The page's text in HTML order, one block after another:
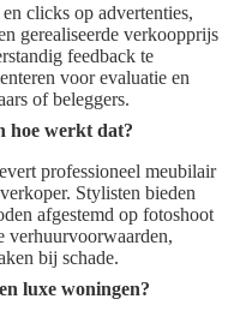
clicks op advertenties,
gerealiseerde verkoopprijs
feedback te
voor evaluatie en
of beleggers.
hoe werkt dat?
professioneel meubilair
Stylisten bieden
afgestemd op fotoshoot
verhuurvoorwaarden,
bij schade.
luxe woningen?